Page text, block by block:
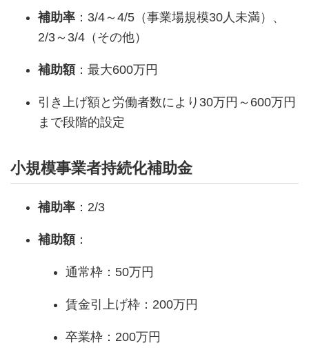
補助率 ：3/4～4/5（事業場規模30人未満）、
2/3～3/4（その他）
補助額 ：最大600万円
引き上げ額と労働者数により30万円～600万円
まで段階的設定
小規模事業者持続化補助金
補助率 ：2/3
補助額 ：
通常枠：50万円
賃金引上げ枠：200万円
卒業枠：200万円